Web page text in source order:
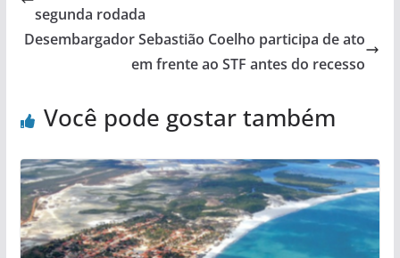
segunda rodada
Desembargador Sebastião Coelho participa de ato
em frente ao STF antes do recesso
Você pode gostar também